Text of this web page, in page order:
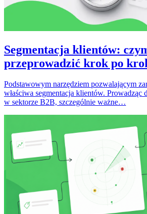
Segmentacja klientów:
przeprowadzić krok po
Podstawowym narzędziem pozwalającym
właściwa segmentacja klientów. Prowadząc
w sektorze B2B, szczególnie ważne…